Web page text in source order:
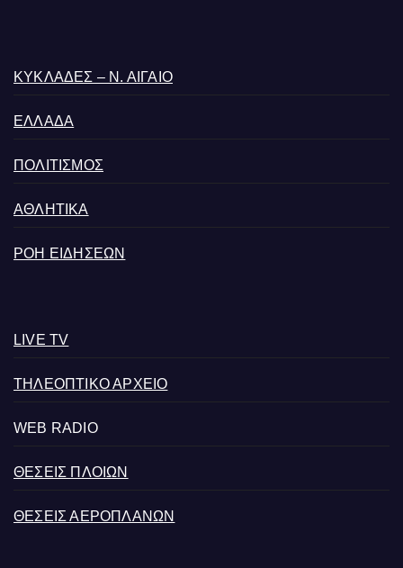
ΚΥΚΛΑΔΕΣ – Ν. ΑΙΓΑΙΟ
ΕΛΛΑΔΑ
ΠΟΛΙΤΙΣΜΟΣ
ΑΘΛΗΤΙΚΑ
ΡΟΗ ΕΙΔΗΣΕΩΝ
LIVE TV
ΤΗΛΕΟΠΤΙΚΟ ΑΡΧΕΙΟ
WEB RADIO
ΘΕΣΕΙΣ ΠΛΟΙΩΝ
ΘΕΣΕΙΣ ΑΕΡΟΠΛΑΝΩΝ